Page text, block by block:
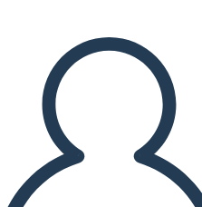
LÆS FOR MIG